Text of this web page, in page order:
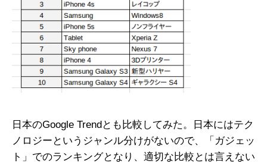
日本のGoogle Trendとも比較してみた。日本にはテク
ノロジーというジャンル分けがないので、「ガジェッ
ト」でのランキングとなり、適切な比較とは言えない